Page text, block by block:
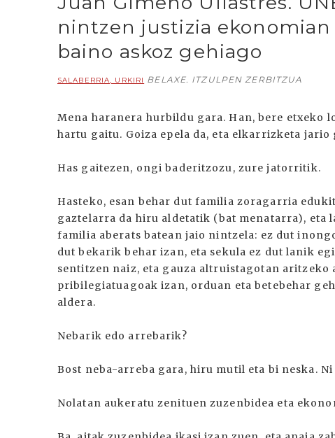
nintzen justizia ekonomian
baino askoz gehiago
SALABERRIA, URKIRI BELAXE. ITZULPEN ZERBITZUA
Mena haranera hurbildu gara. Han, bere etxeko
hartu gaitu. Goiza epela da, eta elkarrizketa jario
Has gaitezen, ongi baderitzozu, zure jatorritik.
Hasteko, esan behar dut familia zoragarria
gaztelarra da hiru aldetatik (bat menatarra), eta
familia aberats batean jaio nintzela: ez dut
dut bekarik behar izan, eta sekula ez dut lanik
sentitzen naiz, eta gauza altruistagotan aritzeko
pribilegiatuagoak izan, orduan eta betebehar
aldera.
Nebarik edo arrebarik?
Bost neba-arreba gara, hiru mutil eta bi neska.
Nolatan aukeratu zenituen zuzenbidea eta